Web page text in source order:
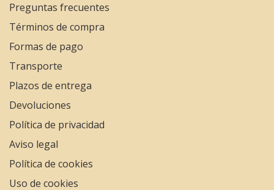
Preguntas frecuentes
Términos de compra
Formas de pago
Transporte
Plazos de entrega
Devoluciones
Política de privacidad
Aviso legal
Política de cookies
Uso de cookies